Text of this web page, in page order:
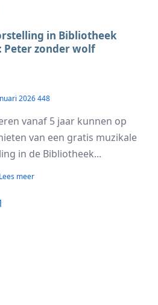
in Bibliotheek
zonder wolf
2026448
vanaf 5 jaar kunnen op
van een gratis muzikale
in de Bibliotheek...
Lees meer